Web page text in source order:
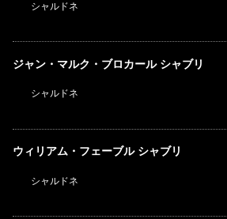
シャルドネ
ジャン・マルク・ブロカール シャブリ
シャルドネ
ウィリアム・フェーブル シャブリ
シャルドネ